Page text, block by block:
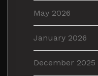
May 2026
January 2026
December 2025